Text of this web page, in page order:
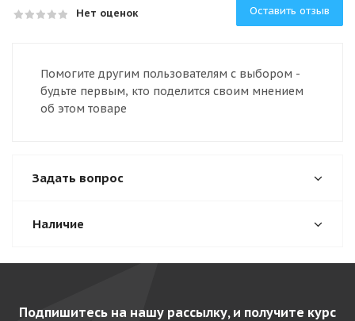
Нет оценок Оставить отзыв
Помогите другим пользователям с выбором -
будьте первым, кто поделится своим мнением
об этом товаре
Задать вопрос
Наличие
Подпишитесь на нашу рассылку, и получите курс